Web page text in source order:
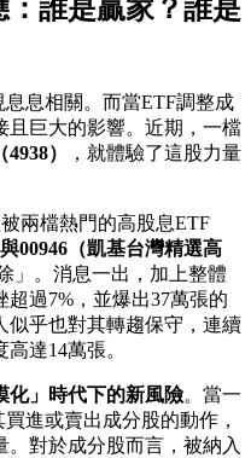
誰是贏家？誰是
息相關。而當ETF調整成
且巨大的影響。近期，一檔
）
，就體驗了這股力量
兩檔熱門的高股息ETF
00946（凱基台灣精選高
。消息一出，加上整體
過7%，並爆出37萬張的
似乎也對其轉趨保守，連續
達14萬張。
化」時代下的新風險。當一
進或賣出成分股的動作，
對於成分股而言，被納入